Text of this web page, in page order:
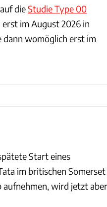
dieStudie Type 00
im August 2026 in
dann womöglich erst im
Start eines
im britischen Somerset
aufnehmen, wird jetzt aber